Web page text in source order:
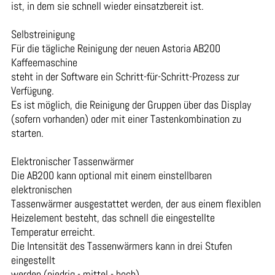
ist, in dem sie schnell wieder einsatzbereit ist.
Selbstreinigung
Für die tägliche Reinigung der neuen Astoria AB200
Kaffeemaschine
steht in der Software ein Schritt-für-Schritt-Prozess zur
Verfügung.
Es ist möglich, die Reinigung der Gruppen über das Display
(sofern vorhanden) oder mit einer Tastenkombination zu
starten.
Elektronischer Tassenwärmer
Die AB200 kann optional mit einem einstellbaren
elektronischen
Tassenwärmer ausgestattet werden, der aus einem flexiblen
Heizelement besteht, das schnell die eingestellte
Temperatur erreicht.
Die Intensität des Tassenwärmers kann in drei Stufen
eingestellt